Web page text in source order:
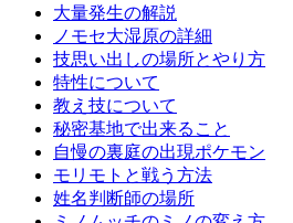
大量発生の解説
ノモセ大湿原の詳細
技思い出しの場所とやり方
特性について
教え技について
秘密基地で出来ること
自慢の裏庭の出現ポケモン
モリモトと戦う方法
姓名判断師の場所